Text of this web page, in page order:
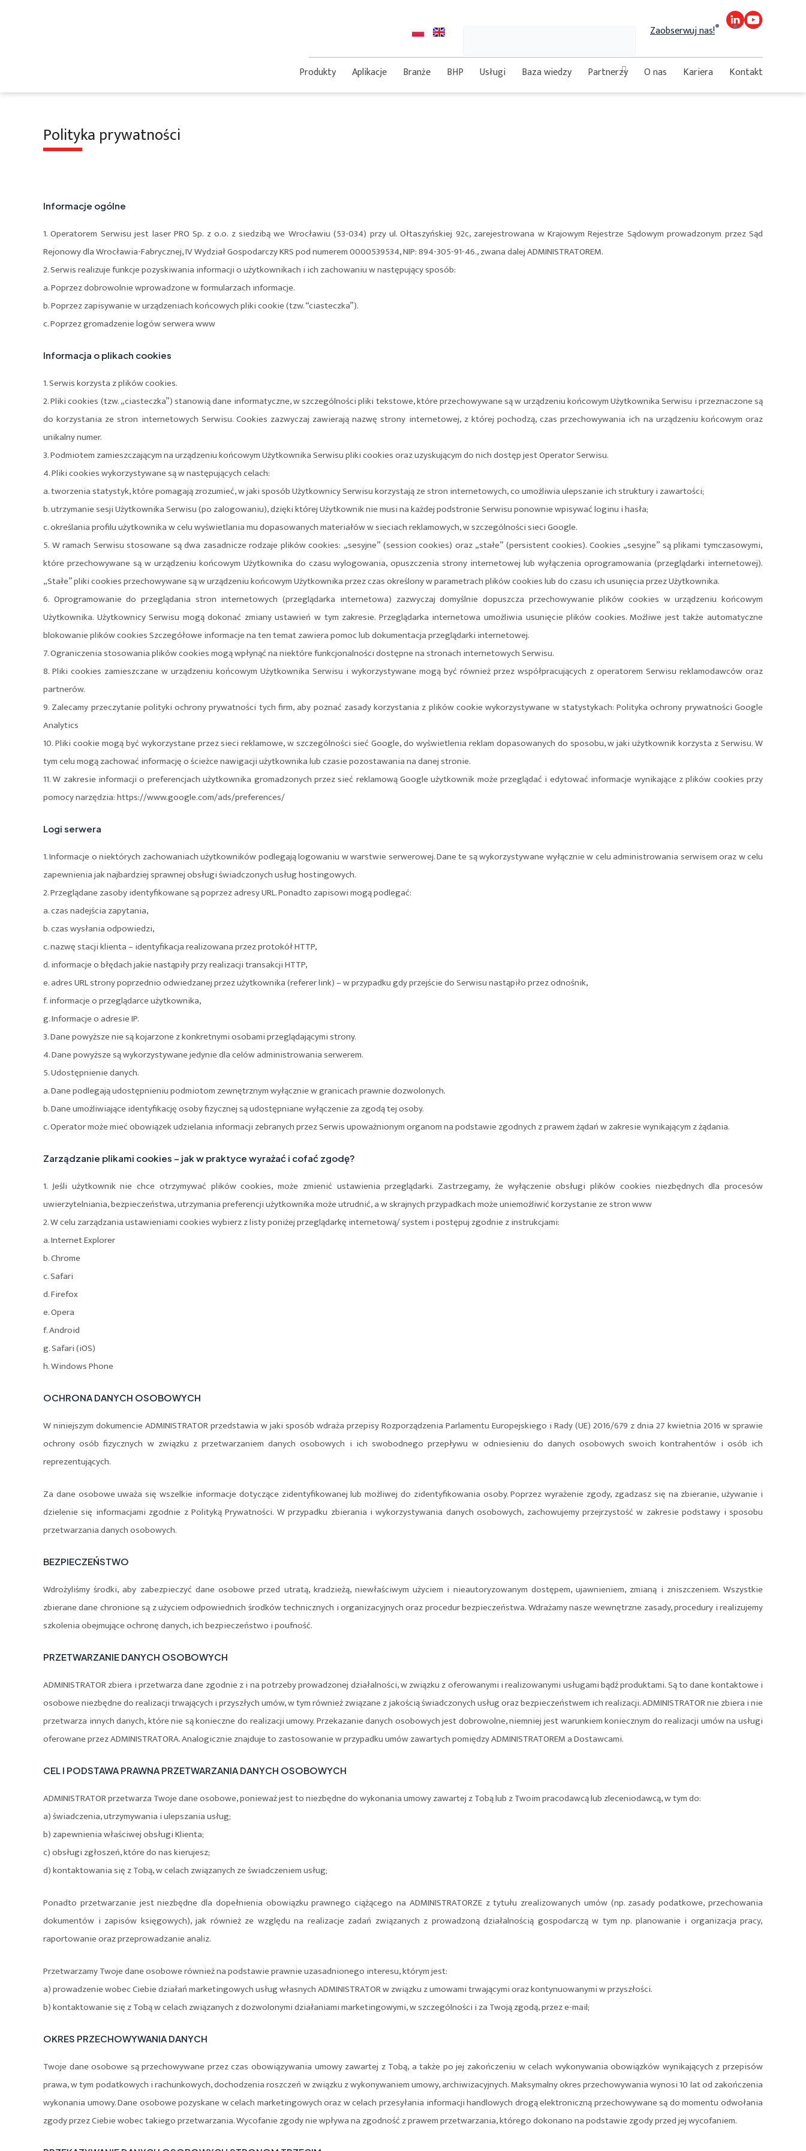
Close
this
box.
Zaobserwuj nas!
Produkty Aplikacje Branże BHP Usługi Baza wiedzy Partnerzy O nas Kariera Kontakt
Polityka prywatności
Informacje ogólne
1. Operatorem Serwisu jest laser PRO Sp. z o.o. z siedzibą we Wrocławiu (53-034) przy ul. Ołtaszyńskiej 92c, zarejestrowana w Krajowym Rejestrze Sądowym prowadzonym przez Sąd
Rejonowy dla Wrocławia-Fabrycznej, IV Wydział Gospodarczy KRS pod numerem 0000539534, NIP: 894-305-91-46., zwana dalej ADMINISTRATOREM.
2. Serwis realizuje funkcje pozyskiwania informacji o użytkownikach i ich zachowaniu w następujący sposób:
a. Poprzez dobrowolnie wprowadzone w formularzach informacje.
b. Poprzez zapisywanie w urządzeniach końcowych pliki cookie (tzw. “ciasteczka”).
c. Poprzez gromadzenie logów serwera www
Informacja o plikach cookies
1. Serwis korzysta z plików cookies.
2. Pliki cookies (tzw. „ciasteczka”) stanowią dane informatyczne, w szczególności pliki tekstowe, które przechowywane są w urządzeniu końcowym Użytkownika Serwisu i przeznaczone są
do korzystania ze stron internetowych Serwisu. Cookies zazwyczaj zawierają nazwę strony internetowej, z której pochodzą, czas przechowywania ich na urządzeniu końcowym oraz
unikalny numer.
3. Podmiotem zamieszczającym na urządzeniu końcowym Użytkownika Serwisu pliki cookies oraz uzyskującym do nich dostęp jest Operator Serwisu.
4. Pliki cookies wykorzystywane są w następujących celach:
a. tworzenia statystyk, które pomagają zrozumieć, w jaki sposób Użytkownicy Serwisu korzystają ze stron internetowych, co umożliwia ulepszanie ich struktury i zawartości;
b. utrzymanie sesji Użytkownika Serwisu (po zalogowaniu), dzięki której Użytkownik nie musi na każdej podstronie Serwisu ponownie wpisywać loginu i hasła;
c. określania profilu użytkownika w celu wyświetlania mu dopasowanych materiałów w sieciach reklamowych, w szczególności sieci Google.
5. W ramach Serwisu stosowane są dwa zasadnicze rodzaje plików cookies: „sesyjne” (session cookies) oraz „stałe” (persistent cookies). Cookies „sesyjne” są plikami tymczasowymi,
które przechowywane są w urządzeniu końcowym Użytkownika do czasu wylogowania, opuszczenia strony internetowej lub wyłączenia oprogramowania (przeglądarki internetowej).
„Stałe” pliki cookies przechowywane są w urządzeniu końcowym Użytkownika przez czas określony w parametrach plików cookies lub do czasu ich usunięcia przez Użytkownika.
6. Oprogramowanie do przeglądania stron internetowych (przeglądarka internetowa) zazwyczaj domyślnie dopuszcza przechowywanie plików cookies w urządzeniu końcowym
Użytkownika. Użytkownicy Serwisu mogą dokonać zmiany ustawień w tym zakresie. Przeglądarka internetowa umożliwia usunięcie plików cookies. Możliwe jest także automatyczne
blokowanie plików cookies Szczegółowe informacje na ten temat zawiera pomoc lub dokumentacja przeglądarki internetowej.
7. Ograniczenia stosowania plików cookies mogą wpłynąć na niektóre funkcjonalności dostępne na stronach internetowych Serwisu.
8. Pliki cookies zamieszczane w urządzeniu końcowym Użytkownika Serwisu i wykorzystywane mogą być również przez współpracujących z operatorem Serwisu reklamodawców oraz
partnerów.
9. Zalecamy przeczytanie polityki ochrony prywatności tych firm, aby poznać zasady korzystania z plików cookie wykorzystywane w statystykach: Polityka ochrony prywatności Google
Analytics
10. Pliki cookie mogą być wykorzystane przez sieci reklamowe, w szczególności sieć Google, do wyświetlenia reklam dopasowanych do sposobu, w jaki użytkownik korzysta z Serwisu. W
tym celu mogą zachować informację o ścieżce nawigacji użytkownika lub czasie pozostawania na danej stronie.
11. W zakresie informacji o preferencjach użytkownika gromadzonych przez sieć reklamową Google użytkownik może przeglądać i edytować informacje wynikające z plików cookies przy
pomocy narzędzia: https://www.google.com/ads/preferences/
Logi serwera
1. Informacje o niektórych zachowaniach użytkowników podlegają logowaniu w warstwie serwerowej. Dane te są wykorzystywane wyłącznie w celu administrowania serwisem oraz w celu
zapewnienia jak najbardziej sprawnej obsługi świadczonych usług hostingowych.
2. Przeglądane zasoby identyfikowane są poprzez adresy URL. Ponadto zapisowi mogą podlegać:
a. czas nadejścia zapytania,
b. czas wysłania odpowiedzi,
c. nazwę stacji klienta – identyfikacja realizowana przez protokół HTTP,
d. informacje o błędach jakie nastąpiły przy realizacji transakcji HTTP,
e. adres URL strony poprzednio odwiedzanej przez użytkownika (referer link) – w przypadku gdy przejście do Serwisu nastąpiło przez odnośnik,
f. informacje o przeglądarce użytkownika,
g. Informacje o adresie IP.
3. Dane powyższe nie są kojarzone z konkretnymi osobami przeglądającymi strony.
4. Dane powyższe są wykorzystywane jedynie dla celów administrowania serwerem.
5. Udostępnienie danych.
a. Dane podlegają udostępnieniu podmiotom zewnętrznym wyłącznie w granicach prawnie dozwolonych.
b. Dane umożliwiające identyfikację osoby fizycznej są udostępniane wyłączenie za zgodą tej osoby.
c. Operator może mieć obowiązek udzielania informacji zebranych przez Serwis upoważnionym organom na podstawie zgodnych z prawem żądań w zakresie wynikającym z żądania.
Zarządzanie plikami cookies – jak w praktyce wyrażać i cofać zgodę?
1. Jeśli użytkownik nie chce otrzymywać plików cookies, może zmienić ustawienia przeglądarki. Zastrzegamy, że wyłączenie obsługi plików cookies niezbędnych dla procesów
uwierzytelniania, bezpieczeństwa, utrzymania preferencji użytkownika może utrudnić, a w skrajnych przypadkach może uniemożliwić korzystanie ze stron www
2. W celu zarządzania ustawieniami cookies wybierz z listy poniżej przeglądarkę internetową/ system i postępuj zgodnie z instrukcjami:
a. Internet Explorer
b. Chrome
c. Safari
d. Firefox
e. Opera
f. Android
g. Safari (iOS)
h. Windows Phone
OCHRONA DANYCH OSOBOWYCH
W niniejszym dokumencie ADMINISTRATOR przedstawia w jaki sposób wdraża przepisy Rozporządzenia Parlamentu Europejskiego i Rady (UE) 2016/679 z dnia 27 kwietnia 2016 w sprawie
ochrony osób fizycznych w związku z przetwarzaniem danych osobowych i ich swobodnego przepływu w odniesieniu do danych osobowych swoich kontrahentów i osób ich
reprezentujących.
Za dane osobowe uważa się wszelkie informacje dotyczące zidentyfikowanej lub możliwej do zidentyfikowania osoby. Poprzez wyrażenie zgody, zgadzasz się na zbieranie, używanie i
dzielenie się informacjami zgodnie z Polityką Prywatności. W przypadku zbierania i wykorzystywania danych osobowych, zachowujemy przejrzystość w zakresie podstawy i sposobu
przetwarzania danych osobowych.
BEZPIECZEŃSTWO
Wdrożyliśmy środki, aby zabezpieczyć dane osobowe przed utratą, kradzieżą, niewłaściwym użyciem i nieautoryzowanym dostępem, ujawnieniem, zmianą i zniszczeniem. Wszystkie
zbierane dane chronione są z użyciem odpowiednich środków technicznych i organizacyjnych oraz procedur bezpieczeństwa. Wdrażamy nasze wewnętrzne zasady, procedury i realizujemy
szkolenia obejmujące ochronę danych, ich bezpieczeństwo i poufność.
PRZETWARZANIE DANYCH OSOBOWYCH
ADMINISTRATOR zbiera i przetwarza dane zgodnie z i na potrzeby prowadzonej działalności, w związku z oferowanymi i realizowanymi usługami bądź produktami. Są to dane kontaktowe i
osobowe niezbędne do realizacji trwających i przyszłych umów, w tym również związane z jakością świadczonych usług oraz bezpieczeństwem ich realizacji. ADMINISTRATOR nie zbiera i nie
przetwarza innych danych, które nie są konieczne do realizacji umowy. Przekazanie danych osobowych jest dobrowolne, niemniej jest warunkiem koniecznym do realizacji umów na usługi
oferowane przez ADMINISTRATORA. Analogicznie znajduje to zastosowanie w przypadku umów zawartych pomiędzy ADMINISTRATOREM a Dostawcami.
CEL I PODSTAWA PRAWNA PRZETWARZANIA DANYCH OSOBOWYCH
ADMINISTRATOR przetwarza Twoje dane osobowe, ponieważ jest to niezbędne do wykonania umowy zawartej z Tobą lub z Twoim pracodawcą lub zleceniodawcą, w tym do:
a) świadczenia, utrzymywania i ulepszania usług;
b) zapewnienia właściwej obsługi Klienta;
c) obsługi zgłoszeń, które do nas kierujesz;
d) kontaktowania się z Tobą, w celach związanych ze świadczeniem usług;
Ponadto przetwarzanie jest niezbędne dla dopełnienia obowiązku prawnego ciążącego na ADMINISTRATORZE z tytułu zrealizowanych umów (np. zasady podatkowe, przechowania
dokumentów i zapisów księgowych), jak również ze względu na realizacje zadań związanych z prowadzoną działalnością gospodarczą w tym np. planowanie i organizacja pracy,
raportowanie oraz przeprowadzanie analiz.
Przetwarzamy Twoje dane osobowe również na podstawie prawnie uzasadnionego interesu, którym jest:
a) prowadzenie wobec Ciebie działań marketingowych usług własnych ADMINISTRATOR w związku z umowami trwającymi oraz kontynuowanymi w przyszłości.
b) kontaktowanie się z Tobą w celach związanych z dozwolonymi działaniami marketingowymi, w szczególności i za Twoją zgodą, przez e-mail;
OKRES PRZECHOWYWANIA DANYCH
Twoje dane osobowe są przechowywane przez czas obowiązywania umowy zawartej z Tobą, a także po jej zakończeniu w celach wykonywania obowiązków wynikających z przepisów
prawa, w tym podatkowych i rachunkowych, dochodzenia roszczeń w związku z wykonywaniem umowy, archiwizacyjnych. Maksymalny okres przechowywania wynosi 10 lat od zakończenia
wykonania umowy. Dane osobowe pozyskane w celach marketingowych oraz w celach przesyłania informacji handlowych drogą elektroniczną przechowywane są do momentu odwołania
zgody przez Ciebie wobec takiego przetwarzania. Wycofanie zgody nie wpływa na zgodność z prawem przetwarzania, którego dokonano na podstawie zgody przed jej wycofaniem.